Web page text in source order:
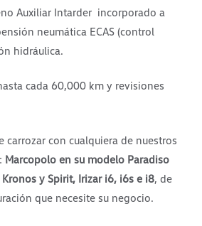
Auxiliar Intarder incorporado a
neumática ECAS (control
hidráulica.
cada 60,000 km y revisiones
carrozar con cualquiera de nuestros
Marcopolo en su modelo Paradiso
y Spirit, Irizar i6, i6s e i8 , de
que necesite su negocio.